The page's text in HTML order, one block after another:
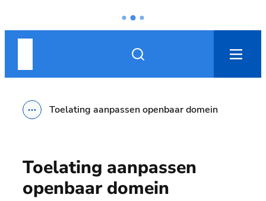
Naar inhoud
Zoek tonen / verbergen
Toon alle broodkruimel items
Toelating aanpassen openbaar domein
Toelating aanpassen
openbaar domein